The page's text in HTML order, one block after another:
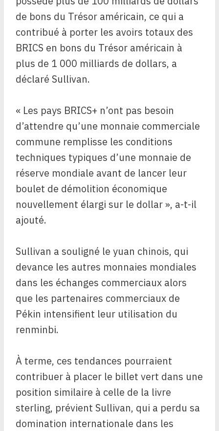
de bons du Trésor américain, ce qui a
contribué à porter les avoirs totaux des
BRICS en bons du Trésor américain à
plus de 1 000 milliards de dollars, a
déclaré Sullivan.
« Les pays BRICS+ n’ont pas besoin
d’attendre qu’une monnaie commerciale
commune remplisse les conditions
techniques typiques d’une monnaie de
réserve mondiale avant de lancer leur
boulet de démolition économique
nouvellement élargi sur le dollar », a-t-il
ajouté.
Sullivan a souligné le yuan chinois, qui
devance les autres monnaies mondiales
dans les échanges commerciaux alors
que les partenaires commerciaux de
Pékin intensifient leur utilisation du
renminbi.
À terme, ces tendances pourraient
contribuer à placer le billet vert dans une
position similaire à celle de la livre
sterling, prévient Sullivan, qui a perdu sa
domination internationale dans les